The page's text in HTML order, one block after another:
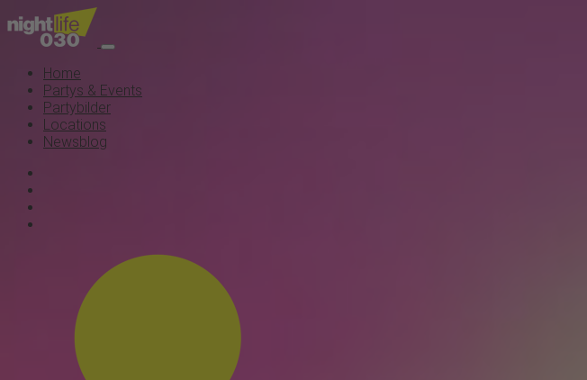
Home
Partys & Events
Partybilder
Locations
Newsblog